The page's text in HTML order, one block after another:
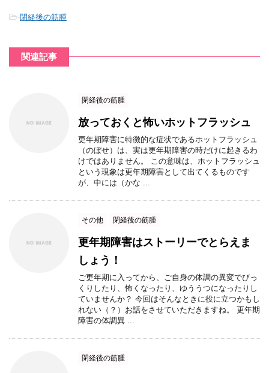
-閉経後の筋腫
関連記事
閉経後の筋腫
放っておくと怖いホットフラッシュ
更年期障害に特徴的な症状であるホットフラッシュ
（のぼせ）は、実は更年期障害の時だけに起きるわ
けではありません。 この意味は、ホットフラッシュ
という現象は更年期障害として出てくるものです
が、中には（かな ...
その他 閉経後の筋腫
更年期障害はストーリーでとらえま
しょう！
ご更年期に入ってから、ご自身の体調の異変でびっ
くりしたり、怖くなったり、ゆううつになったりし
ていませんか？ 今回はそんなときに役に立つかもし
れない（？）お話をさせていただきますね。 更年期
障害の体調異 ...
閉経後の筋腫